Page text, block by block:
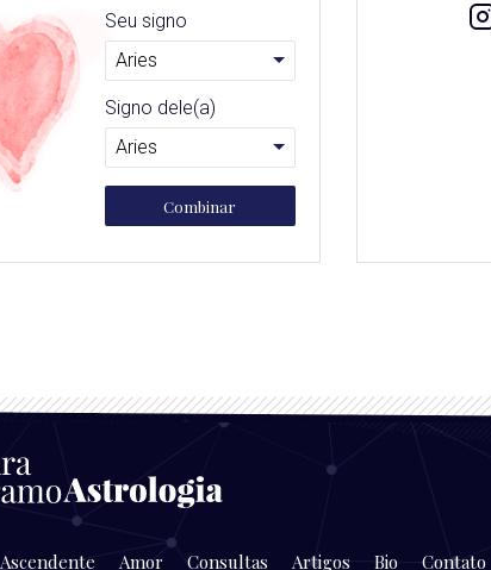
Seu signo
Signo dele(a)
Combinar
Ascendente Amor Consultas Artigos Bio Contato